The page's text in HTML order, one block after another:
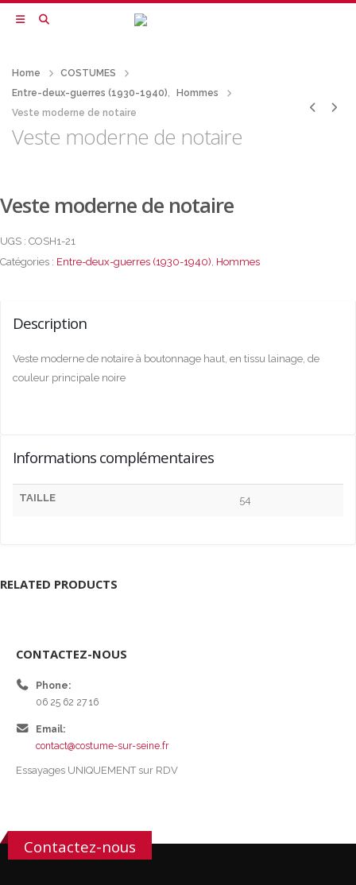
Home
COSTUMES
Entre-deux-guerres (1930-1940),
Hommes
Veste moderne de notaire
Veste moderne de notaire
Veste moderne de notaire
UGS : COSH1-21
Catégories : Entre-deux-guerres (1930-1940), Hommes
Description
Veste moderne de notaire à boutonnage haut, en tissu lainage, de
couleur principale noire
Informations complémentaires
TAILLE 54
RELATED PRODUCTS
CONTACTEZ-NOUS
Phone:
06 25 62 27 16
Email:
contact@costume-sur-seine.fr
Essayages UNIQUEMENT sur RDV
Contactez-nous